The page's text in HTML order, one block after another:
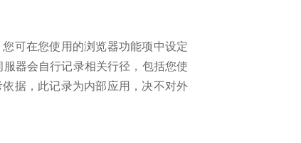
可在您使用的浏览器功能项中设定
器会自行记录相关行径，包括您使
据，此记录为内部应用，决不对外